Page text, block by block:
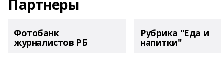
Партнеры
Фотобанк
журналистов РБ
Рубрика "Еда и
напитки"